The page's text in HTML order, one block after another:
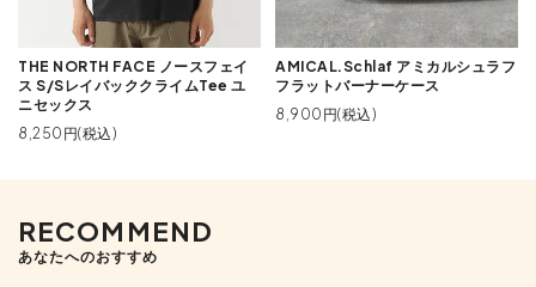
THE NORTH FACE ノースフェイ
ス S/SレイバッククライムTee ユ
ニセックス
8,250円(税込)
AMICAL.Schlaf アミカルシュラフ
フラットバーナーケース
8,900円(税込)
RECOMMEND
あなたへのおすすめ